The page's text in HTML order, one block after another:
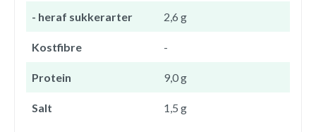
- heraf sukkerarter 2,6 g
Kostfibre -
Protein 9,0 g
Salt 1,5 g